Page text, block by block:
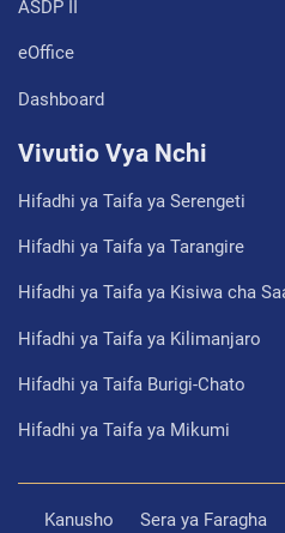
ASDP II
eOffice
Dashboard
Vivutio Vya Nchi
Hifadhi ya Taifa ya Serengeti
Hifadhi ya Taifa ya Tarangire
Hifadhi ya Taifa ya Kisiwa cha
Hifadhi ya Taifa ya Kilimanjaro
Hifadhi ya Taifa Burigi-Chato
Hifadhi ya Taifa ya Mikumi
Kanusho Sera ya Faragha